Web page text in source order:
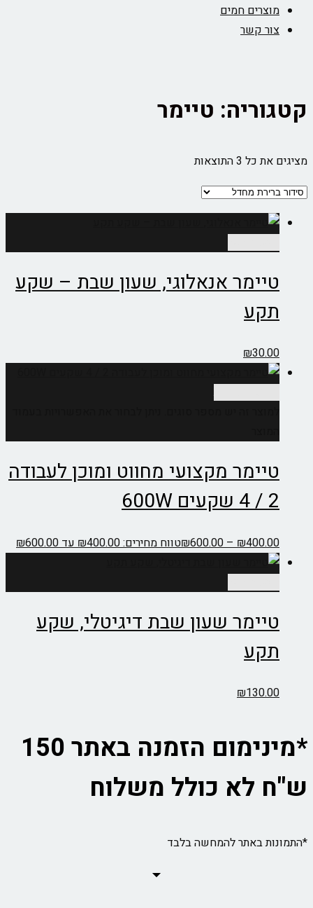
מוצרים חמים
צור קשר
קטגוריה: טיימר
מציגים את כל ⁦3⁩ התוצאות
טיימר אנאלוגי, שעון שבת – שקע
תקע
₪30.00
טיימר מקצועי מחווט ומוכן לעבודה
2 / 4 שקעים 600W
₪400.00
–
₪600.00 טווח מחירים: ⁦₪400.00⁩ עד ⁦₪600.00⁩
טיימר שעון שבת דיגיטלי, שקע
תקע
₪130.00
*מינימום הזמנה באתר 150
ש"ח לא כולל משלוח
*התמונות באתר להמחשה בלבד